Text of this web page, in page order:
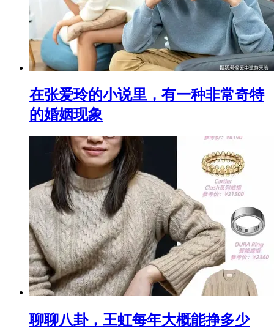
在张爱玲的小说里，有一种非常奇特
的婚姻现象
聊聊八卦，王虹每年大概能挣多少